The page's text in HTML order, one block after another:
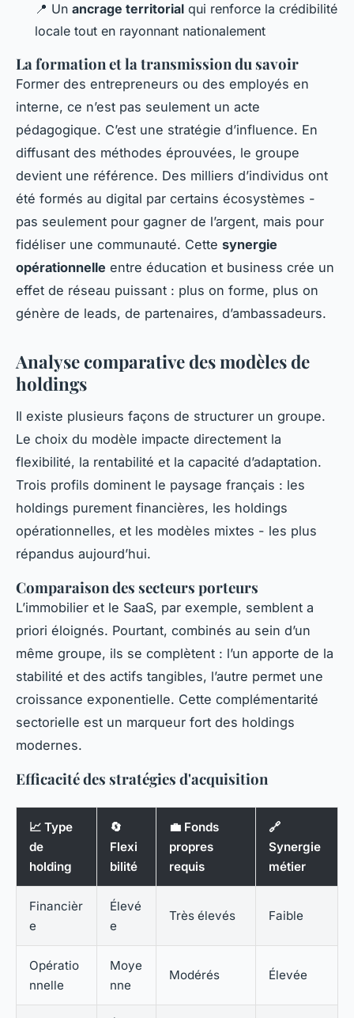
📍 Un ancrage territorial qui renforce la crédibilité
locale tout en rayonnant nationalement
La formation et la transmission du savoir
Former des entrepreneurs ou des employés en
interne, ce n’est pas seulement un acte
pédagogique. C’est une stratégie d’influence. En
diffusant des méthodes éprouvées, le groupe
devient une référence. Des milliers d’individus ont
été formés au digital par certains écosystèmes -
pas seulement pour gagner de l’argent, mais pour
fidéliser une communauté. Cette synergie
opérationnelle entre éducation et business crée un
effet de réseau puissant : plus on forme, plus on
génère de leads, de partenaires, d’ambassadeurs.
Analyse comparative des modèles de
holdings
Il existe plusieurs façons de structurer un groupe.
Le choix du modèle impacte directement la
flexibilité, la rentabilité et la capacité d’adaptation.
Trois profils dominent le paysage français : les
holdings purement financières, les holdings
opérationnelles, et les modèles mixtes - les plus
répandus aujourd’hui.
Comparaison des secteurs porteurs
L’immobilier et le SaaS, par exemple, semblent a
priori éloignés. Pourtant, combinés au sein d’un
même groupe, ils se complètent : l’un apporte de la
stabilité et des actifs tangibles, l’autre permet une
croissance exponentielle. Cette complémentarité
sectorielle est un marqueur fort des holdings
modernes.
Efficacité des stratégies d'acquisition
📈 Type
de
holding
🔄
Flexi
bilité
💼 Fonds
propres
requis
🔗
Synergie
métier
Financièr
e
Élevé
e
Très élevés Faible
Opératio
nnelle
Moye
nne
Modérés Élevée